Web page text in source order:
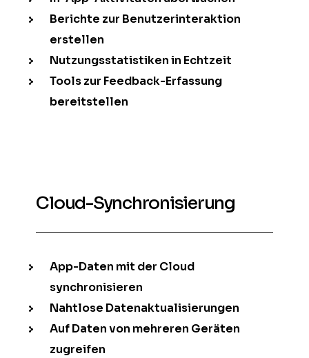
Berichte zur Benutzerinteraktion
erstellen
Nutzungsstatistiken in Echtzeit
Tools zur Feedback-Erfassung
bereitstellen
Cloud-Synchronisierung
App-Daten mit der Cloud
synchronisieren
Nahtlose Datenaktualisierungen
Auf Daten von mehreren Geräten
zugreifen